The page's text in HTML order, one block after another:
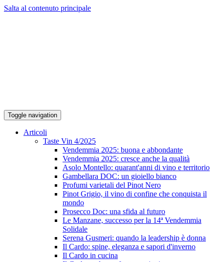
Salta al contenuto principale
Toggle navigation
Articoli
Taste Vin 4/2025
Vendemmia 2025: buona e abbondante
Vendemmia 2025: cresce anche la qualità
Asolo Montello: quarant'anni di vino e territorio
Gambellara DOC: un gioiello bianco
Profumi varietali del Pinot Nero
Pinot Grigio, il vino di confine che conquista il
mondo
Prosecco Doc: una sfida al futuro
Le Manzane, successo per la 14ª Vendemmia
Solidale
Serena Gusmeri: quando la leadership è donna
Il Cardo: spine, eleganza e sapori d'inverno
Il Cardo in cucina